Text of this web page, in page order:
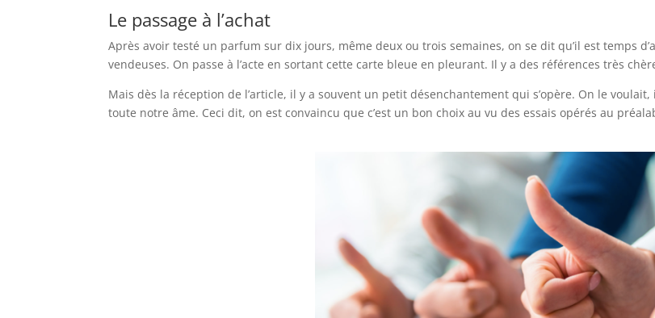
Le passage à l’achat
Après avoir testé un parfum sur dix jours, même deux ou trois semaines, on se dit qu’il est temps
vendeuses. On passe à l’acte en sortant cette carte bleue en pleurant. Il y a des références très
Mais dès la réception de l’article, il y a souvent un petit désenchantement qui s’opère. On le
toute notre âme. Ceci dit, on est convaincu que c’est un bon choix au vu des essais opérés au